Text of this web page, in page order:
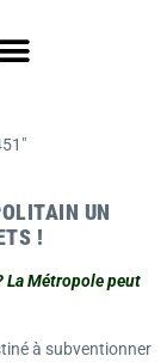
UN
!
La Métropole peut
à subventionner